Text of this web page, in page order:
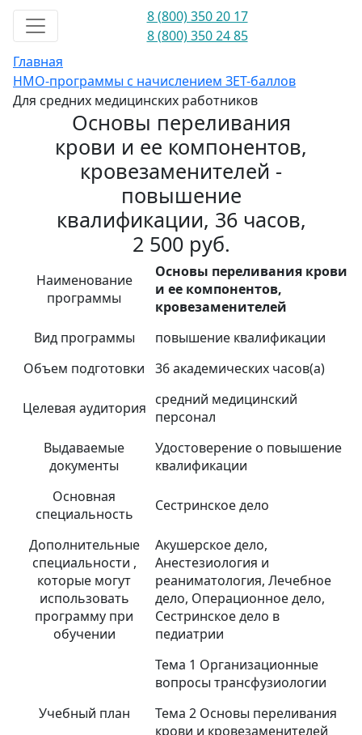
8 (800) 350 20 17
8 (800) 350 24 85
Главная
НМО-программы с начислением ЗЕТ-баллов
Для средних медицинских работников
Основы переливания
крови и ее компонентов,
кровезаменителей -
повышение
квалификации, 36 часов,
2 500 руб.
Наименование
программы
Основы переливания крови
и ее компонентов,
кровезаменителей
Вид программы
повышение квалификации
Объем подготовки
36 академических часов(а)
Целевая аудитория средний медицинский
персонал
Выдаваемые
документы
Удостоверение о повышение
квалификации
Основная
специальность
Сестринское дело
Дополнительные
специальности ,
которые могут
использовать
программу при
обучении
Акушерское дело,
Анестезиология и
реаниматология, Лечебное
дело, Операционное дело,
Сестринское дело в
педиатрии
Учебный план
Тема 1 Организационные
вопросы трансфузиологии
Тема 2 Основы переливания
крови и кровезаменителей